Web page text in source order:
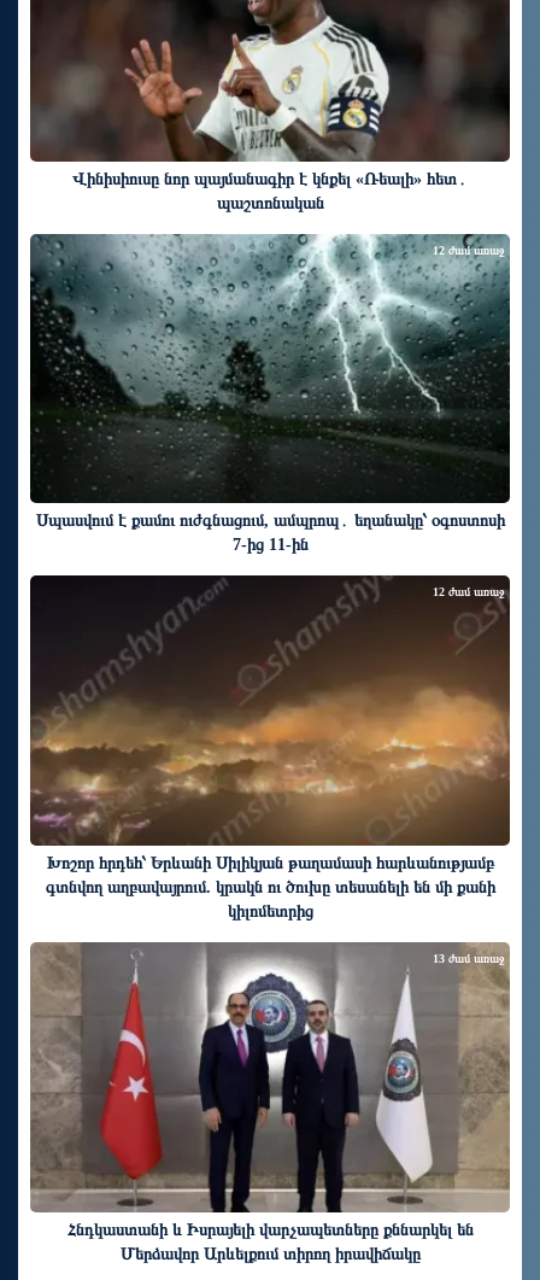
Վինիսիուսը նոր պայմանագիր է կնքել «Ռեալի» հետ․
պաշտոնական
Սպասվում է քամու ուժգնացում, ամպրոպ․ եղանակը՝ օգոստոսի
7-ից 11-ին
12 ժամ առաջ
Խոշոր հրդեհ՝ Երևանի Սիլիկյան թաղամասի հարևանությամբ
գտնվող աղբավայրում. կրակն ու ծուխը տեսանելի են մի քանի
կիլոմետրից
12 ժամ առաջ
Հնդկաստանի և Իսրայելի վարչապետները քննարկել են
Մերձավոր Արևելքում տիրող իրավիճակը
13 ժամ առաջ